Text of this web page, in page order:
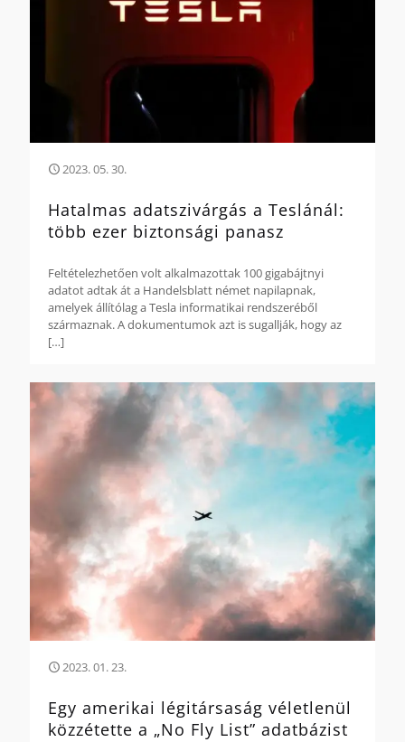
2023. 05. 30.
Hatalmas adatszivárgás a Teslánál:
több ezer biztonsági panasz
Feltételezhetően volt alkalmazottak 100 gigabájtnyi
adatot adtak át a Handelsblatt német napilapnak,
amelyek állítólag a Tesla informatikai rendszeréből
származnak. A dokumentumok azt is sugallják, hogy az
[…]
2023. 01. 23.
Egy amerikai légitársaság véletlenül
közzétette a „No Fly List” adatbázist